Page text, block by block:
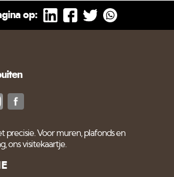
op:
precisie. Voor muren, plafonds en
ons visitekaartje.